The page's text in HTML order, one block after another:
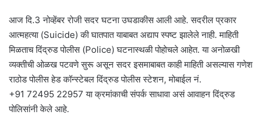
आज दि.3 नोव्हेंबर रोजी सदर घटना उघडाकीस आली आहे. सदरील प्रकार
आत्महत्या (Suicide) की घातपात याबाबत अद्याप स्पष्ट झालेले नाही. माहिती
मिळताच दिंद्रुड पोलीस (Police) घटनास्थळी पोहोचले आहेत. या अनोळखी
व्यक्तीची ओळख पटवणे सुरू असून सदर इसमाबाबत काही माहिती असल्यास गणेश
राठोड पोलीस हेड कॉन्स्टेबल दिंद्रुड पोलीस स्टेशन, मोबाईल नं.
+91 72495 22957 या क्रमांकाची संपर्क साधावा असं आवाहन दिंद्रुड
पोलिसांनी केले आहे.